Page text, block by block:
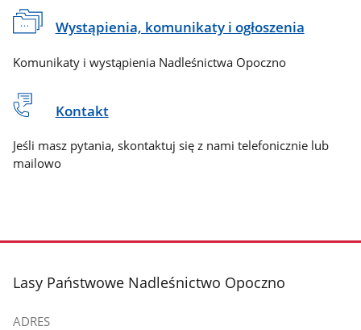
Wystąpienia, komunikaty i ogłoszenia
Komunikaty i wystąpienia Nadleśnictwa Opoczno
Kontakt
Jeśli masz pytania, skontaktuj się z nami telefonicznie lub
mailowo
stopka
Lasy Państwowe Nadleśnictwo Opoczno
ADRES